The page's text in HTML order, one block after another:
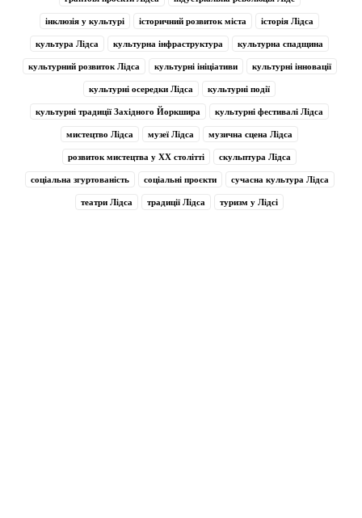
інклюзія у культурі історичний розвиток міста історія Лідса
культура Лідса культурна інфраструктура культурна спадщина
культурний розвиток Лідса культурні ініціативи культурні інновації
культурні осередки Лідса культурні події
культурні традиції Західного Йоркшира культурні фестивалі Лідса
мистецтво Лідса музеї Лідса музична сцена Лідса
розвиток мистецтва у XX столітті скульптура Лідса
соціальна згуртованість соціальні проєкти сучасна культура Лідса
театри Лідса традиції Лідса туризм у Лідсі